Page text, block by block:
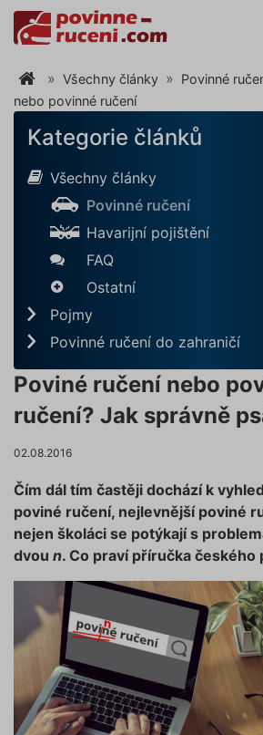
Všechny články Povinné
nebo povinné ručení
Kategorie článků
Všechny články
Povinné ručení
Havarijní pojištění
FAQ
Ostatní
Pojmy
Povinné ručení do zahraničí
Poviné ručení nebo
ručení? Jak správně
02.08.2016
Čím dál tím častěji dochází k
poviné ručení, nejlevnější poviné
nejen školáci se potýkají s
dvou n. Co praví příručka českého